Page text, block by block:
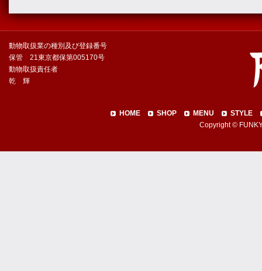
動物取扱業の種別及び登録番号
保管 21東京都保第005170号
動物取扱責任者
乾 輝
HOME SHOP MENU
STYLE
Copyright ©